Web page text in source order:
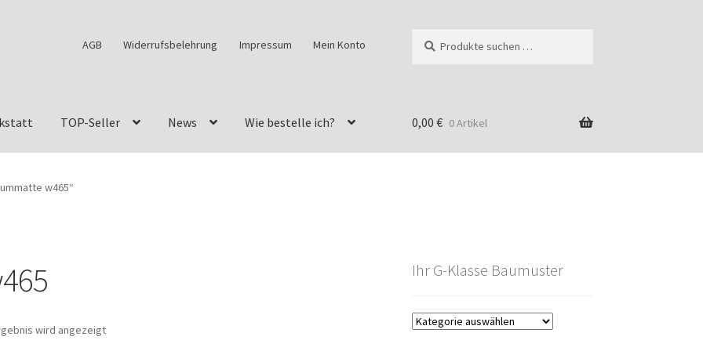
AGB Widerrufsbelehrung Impressum Mein Konto
nach:
TOP-Seller News Wie bestelle ich?
Felge ist für mein G-Modell 2018 verfügbar
Restore – Tune – Drive
0,00 € 0 Artikel
w465“
wird angezeigt
Ihr G-Klasse Baumuster